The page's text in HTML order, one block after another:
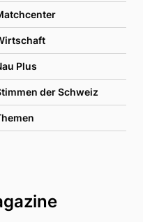
Plus
der Schweiz